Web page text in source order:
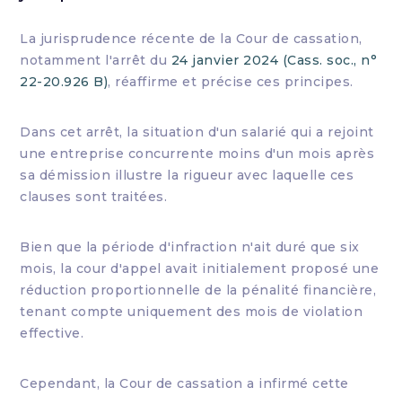
La jurisprudence récente de la Cour de cassation,
notamment l'arrêt du 24 janvier 2024 (Cass. soc., n°
22-20.926 B), réaffirme et précise ces principes.
Dans cet arrêt, la situation d'un salarié qui a rejoint
une entreprise concurrente moins d'un mois après
sa démission illustre la rigueur avec laquelle ces
clauses sont traitées.
Bien que la période d'infraction n'ait duré que six
mois, la cour d'appel avait initialement proposé une
réduction proportionnelle de la pénalité financière,
tenant compte uniquement des mois de violation
effective.
Cependant, la Cour de cassation a infirmé cette